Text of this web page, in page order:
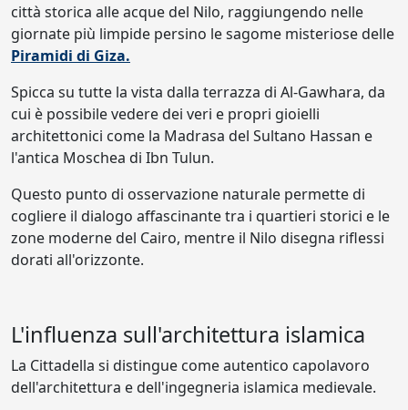
città storica alle acque del Nilo, raggiungendo nelle
giornate più limpide persino le sagome misteriose delle
Piramidi di Giza.
Spicca su tutte la vista dalla terrazza di Al-Gawhara, da
cui è possibile vedere dei veri e propri gioielli
architettonici come la Madrasa del Sultano Hassan e
l'antica Moschea di Ibn Tulun.
Questo punto di osservazione naturale permette di
cogliere il dialogo affascinante tra i quartieri storici e le
zone moderne del Cairo, mentre il Nilo disegna riflessi
dorati all'orizzonte.
L'influenza sull'architettura islamica
La Cittadella si distingue come autentico capolavoro
dell'architettura e dell'ingegneria islamica medievale.